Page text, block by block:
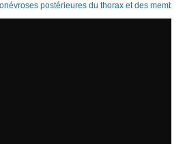
postérieures du thorax et des